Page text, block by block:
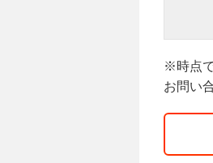
※時点
お問い